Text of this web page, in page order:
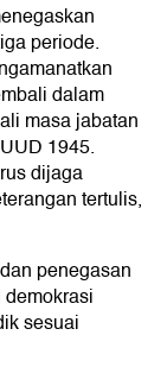
periode.
dalam
masa jabatan
1945.
dijaga
tertulis,
penegasan
sesuai